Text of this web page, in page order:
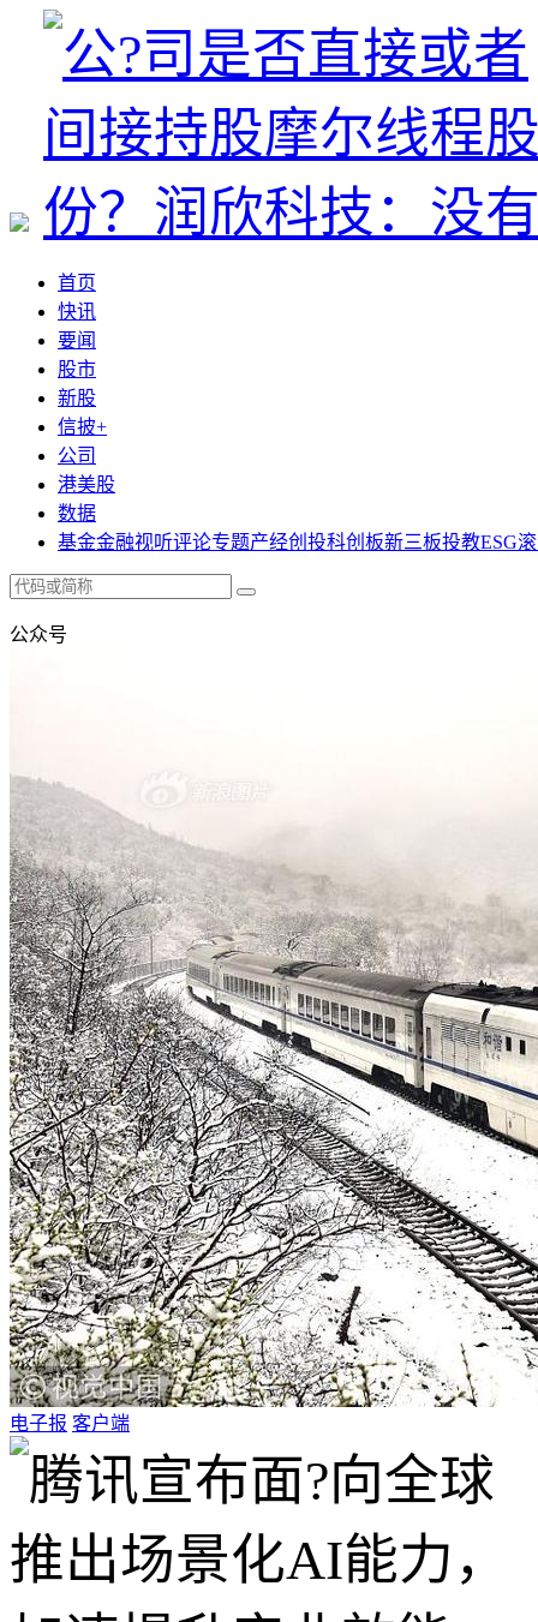
首页
快讯
要闻
股市
新股
信披+
公司
港美股
数据
基金金融视听评论专题产经创投科创板新三板投教ESG
公众号
电子报 客户端